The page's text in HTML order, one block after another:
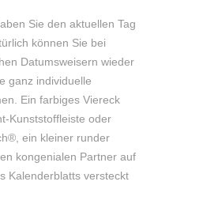
Sie den aktuellen Tag
können Sie bei
Datumsweisern wieder
ganz individuelle
Ein farbiges Viereck
Kunststoffleiste oder
ein kleiner runder
kongenialen Partner auf
Kalenderblatts versteckt